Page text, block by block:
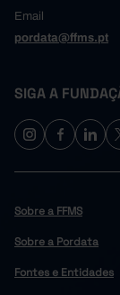
Email
pordata@ffms.pt
SIGA A
Sobre a FFMS
Sobre a Pordata
Fontes e Entidades